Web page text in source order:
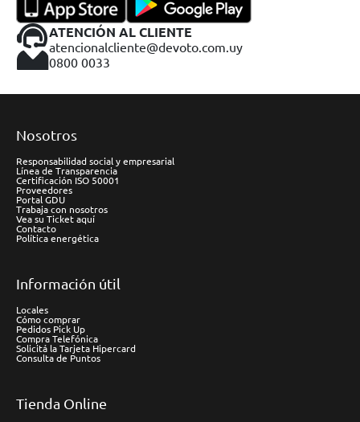
ATENCIÓN AL CLIENTE
atencionalcliente@devoto.com.uy
0800 0033
Nosotros
Responsabilidad social y empresarial
Línea de Transparencia
Certificación ISO 50001
Proveedores
Portal GDU
Trabaja con nosotros
Vea su Ticket aquí
Contacto
Política energética
Información útil
Locales
Cómo comprar
Pedidos Pick Up
Compra Telefónica
Solicitá la Tarjeta Hipercard
Consulta de Puntos
Tienda Online